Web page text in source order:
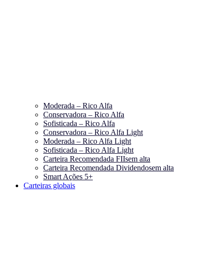
Moderada – Rico Alfa
Conservadora – Rico Alfa
Sofisticada – Rico Alfa
Conservadora – Rico Alfa Light
Moderada – Rico Alfa Light
Sofisticada – Rico Alfa Light
Carteira Recomendada FIIsem alta
Carteira Recomendada Dividendosem alta
Smart Ações 5+
Carteiras globais